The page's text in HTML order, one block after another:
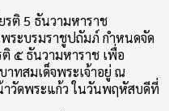
รติ 5 ธันวามหาราช
ระบรมราชูปถัมภ์ กำหนดจัด
๕ ธันวามหาราช เพื่อ
าทสมเด็จพระเจ้าอยู่ ณ
วัดพระแก้ว ในวันพฤหัสบดีที่